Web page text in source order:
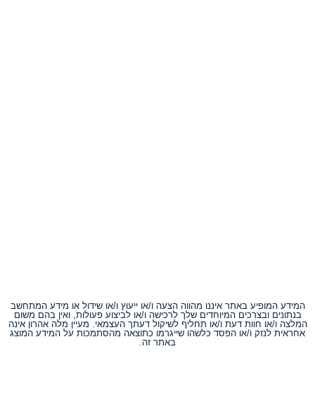
המידע המופיע באתר איננו מהווה הצעה ו/או ייעוץ ו/או שידול או מידע המתחשב
בנתונים ובצרכים המיוחדים שלך לרכישה ו/או לביצוע פעולות, ואין בהם משום
המלצה ו/או חוות דעת ו/או תחליף לשיקול דעתך העצמאי. מעיין מלה אהרון אינה
אחראית לנזק ו/או הפסד כלשהו שייגרמו כתוצאה מהסתמכות על המידע המוצג
באתר זה.